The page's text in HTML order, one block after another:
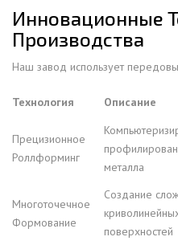
Инновационные
Производства
Наш завод использует
Технология Описание
Прецизионное
Роллформинг
металла
Многоточечное
Формование
Создание
поверхностей